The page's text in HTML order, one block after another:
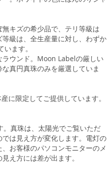
ズの希少品で、テリ等級は
級は、全生産量に対し、わずか
ます。
ウンド。Moon Labelの厳しい
真円真珠のみを厳選していま
に限定してご提供しています。
真珠は、太陽光でご覧いただ
は見え方が変化します。電灯の
お客様のパソコンモニターのメ
え方には差が出ます。